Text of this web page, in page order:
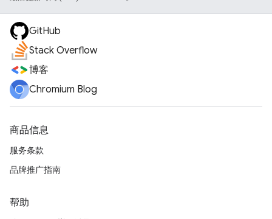
GitHub
Stack Overflow
博客
Chromium Blog
商品信息
服务条款
品牌推广指南
帮助